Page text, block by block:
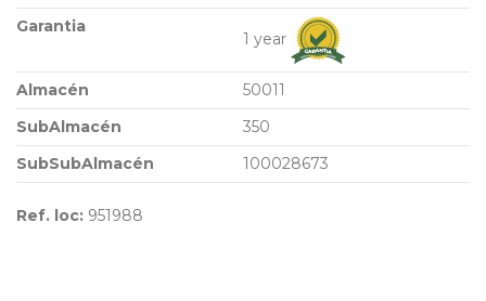
Garantia
1 year
Almacén
50011
SubAlmacén
350
SubSubAlmacén
100028673
Ref. loc: 951988